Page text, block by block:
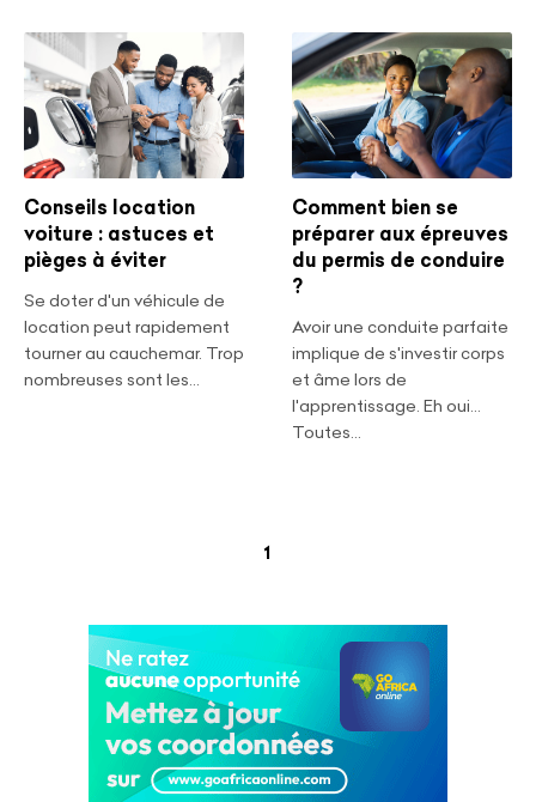
Conseils location
voiture : astuces et
pièges à éviter
Se doter d'un véhicule de
location peut rapidement
tourner au cauchemar. Trop
nombreuses sont les...
Comment bien se
préparer aux épreuves
du permis de conduire
?
Avoir une conduite parfaite
implique de s'investir corps
et âme lors de
l'apprentissage. Eh oui…
Toutes...
1